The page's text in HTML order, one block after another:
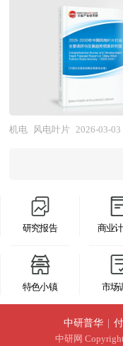
业的投资分析和
机器人行业的整
供了参考建议和
人产品生产企业
入该行业的投资
我国工业机器人
临高端智能手机
子认证周期长且
基板技术差距明
严等多重挑战，
剩。 展望未来，
息产业高端化升级
链自主化"的演进
手机主板的持续
半加成法（mSAP
基板的先进封装基
突破重点，以适
求。在应用拓展
核心驱动力，智
业发展和规划具
的产业规划、细
业务覆盖全球。累
目案例，拥有丰
合体、文旅地产
规划经验。 中研
形成了独特的产业
系，涉及8000多
已成为中国最具
构。集团下属研
务部、国家市场
经济信息中心、
署、中国经济景气
内外相关报刊杂
（玻璃纤维、碳
叶片成型、后处
链条环节，涉及
科学、制造工艺
大型化趋势明显
输半径受限的显著
能、支撑机组运
新能源装备的战
的双重特质，是
料应用能力的重
业正处于技术代
球领先，配套国
业周期性波动明
机电 风电叶片 2026-03-03
研究报告 商业
特色小镇 市场
中研普华
中研网